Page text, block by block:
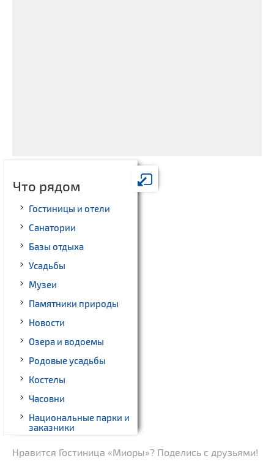
Что рядом
Гостиницы и отели
Санатории
Базы отдыха
Усадьбы
Музеи
Памятники природы
Новости
Озера и водоемы
Родовые усадьбы
Костелы
Часовни
Национальные парки и
заказники
Нравится Гостиница «Миоры»? Поделись с друзьями!